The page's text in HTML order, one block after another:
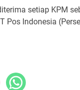
setiap KPM
Pos Indonesia